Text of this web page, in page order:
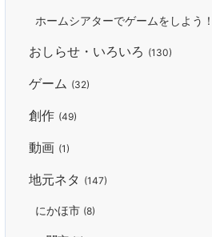
ホームシアターでゲームをしよう！
おしらせ・いろいろ (130)
ゲーム (32)
創作 (49)
動画 (1)
地元ネタ (147)
にかほ市 (8)